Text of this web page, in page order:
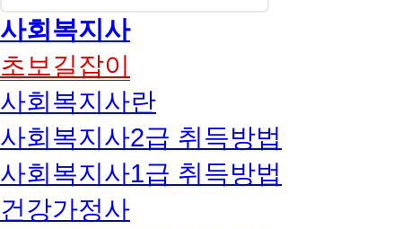
사회복지사
초보길잡이
사회복지사란
사회복지사2급 취득방법
사회복지사1급 취득방법
건강가정사